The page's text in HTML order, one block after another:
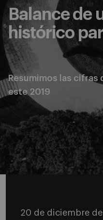
Balance de
histórico
Resumimos las cifras
este 2019
20 de diciembre de